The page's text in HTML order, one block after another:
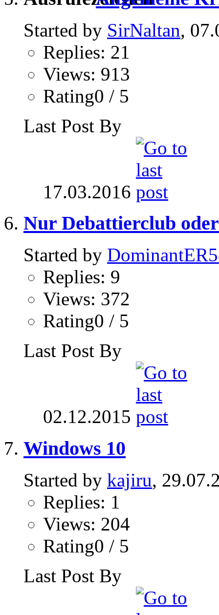
Started by SirNaltan,
Replies: 21
Views: 913
Rating0 / 5
Last Post By
17.03.2016
Nur Debattierclub
Started by
Replies: 9
Views: 372
Rating0 / 5
Last Post By
02.12.2015
Windows 10
Started by kajiru,
Replies: 1
Views: 204
Rating0 / 5
Last Post By